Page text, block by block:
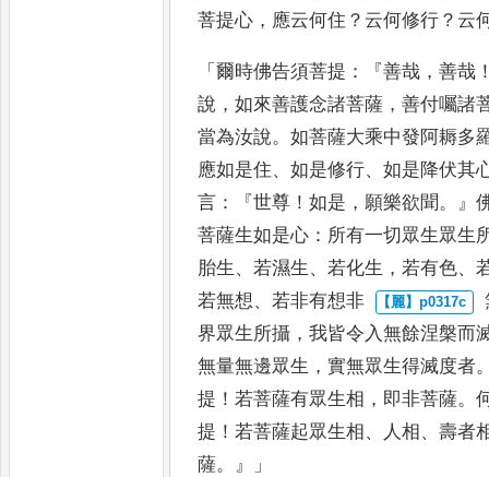
菩提心 ， 應云何住 ？ 云何修行 ？ 云
「爾時佛告須菩提 ：『善哉 ，善哉
說 ，如來善護念諸菩薩 ，善付囑諸
當為汝說。如菩薩大乘中發阿耨多
應如是住、如是修行、如是降伏其
言 ：『世尊 ！如是 ， 願樂欲聞。』
菩薩生如是心 ： 所有一切眾生眾生
胎生 、若濕生 、若化生 ，若有色、
若無想、若非有想非
界眾生所攝 ，我皆令入無餘涅槃而
無量無邊眾生 ，實無眾生得滅度者
提 ！若菩薩有眾生相 ， 即非菩薩。
提 ！若菩薩起眾生相 、 人相 、壽者
薩。』」